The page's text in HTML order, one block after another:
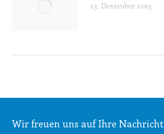
23. Dezember 2025
Wir freuen uns auf Ihre Nachricht